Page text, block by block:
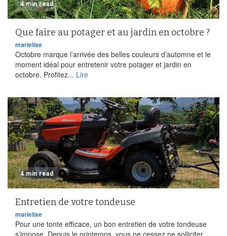
4 min read
Que faire au potager et au jardin en octobre ?
marielise
Octobre marque l’arrivée des belles couleurs d’automne et le
moment idéal pour entretenir votre potager et jardin en
octobre. Profitez... Lire
4 min read
Entretien de votre tondeuse
marielise
Pour une tonte efficace, un bon entretien de votre tondeuse
s’impose. Depuis le printemps, vous ne cessez ne solliciter